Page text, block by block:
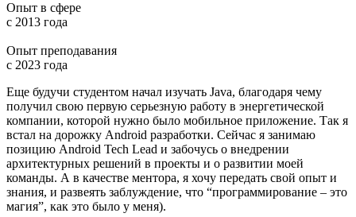
Опыт в сфере
с 2013 года
Опыт преподавания
с 2023 года
Еще будучи студентом начал изучать Java, благодаря чему
получил свою первую серьезную работу в энергетической
компании, которой нужно было мобильное приложение. Так я
встал на дорожку Android разработки. Сейчас я занимаю
позицию Android Tech Lead и забочусь о внедрении
архитектурных решений в проекты и о развитии моей
команды. А в качестве ментора, я хочу передать свой опыт и
знания, и развеять заблуждение, что “программирование – это
магия”, как это было у меня).